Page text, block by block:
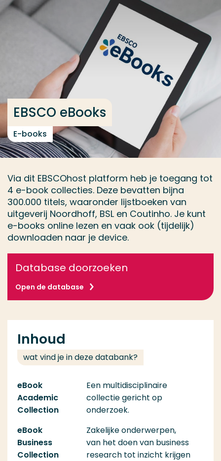
Ga direct naar de content
... > EBSCO eBooks
EBSCO eBooks
E-books
Via dit EBSCOhost platform heb je toegang tot
4 e-book collecties. Deze bevatten bijna
300.000 titels, waaronder lijstboeken van
uitgeverij Noordhoff, BSL en Coutinho. Je kunt
e-books online lezen en vaak ook (tijdelijk)
downloaden naar je device.
Database doorzoeken
Open de database
Inhoud
wat vind je in deze databank?
eBook
Academic
Collection
Een multidisciplinaire
collectie gericht op
onderzoek.
eBook
Business
Collection
Zakelijke onderwerpen,
van het doen van business
research tot inzicht krijgen
Veel gezocht
Opleiding